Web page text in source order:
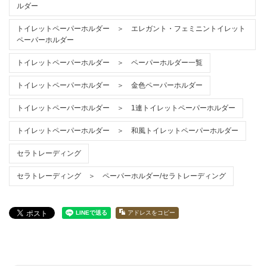
ルダー
トイレットペーパーホルダー ＞ エレガント・フェミニントイレット
ペーパーホルダー
トイレットペーパーホルダー ＞ ペーパーホルダー一覧
トイレットペーパーホルダー ＞ 金色ペーパーホルダー
トイレットペーパーホルダー ＞ 1連トイレットペーパーホルダー
トイレットペーパーホルダー ＞ 和風トイレットペーパーホルダー
セラトレーディング
セラトレーディング ＞ ペーパーホルダー/セラトレーディング
アドレスをコピー